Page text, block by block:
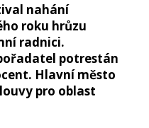
nahání
roku hrůzu
radnici.
potrestán
Hlavní město
pro oblast